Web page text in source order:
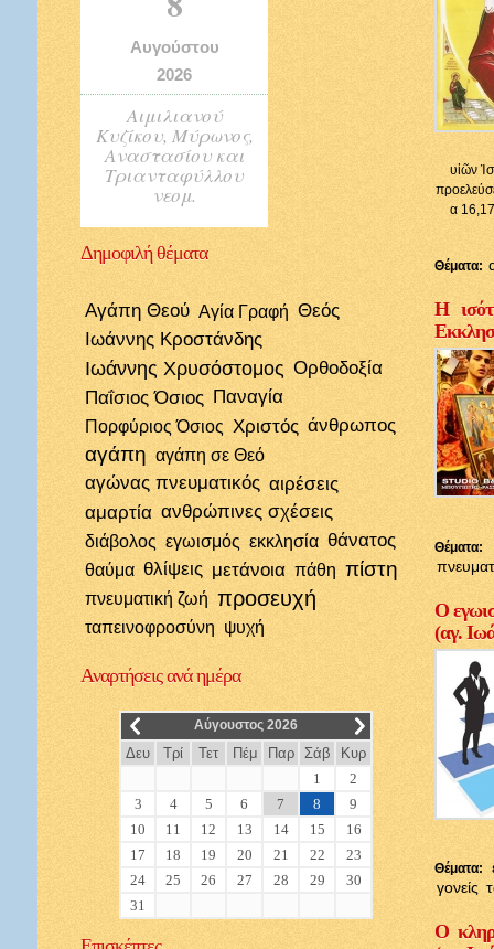
Αυγούστου
2026
Αιμιλιανού
Κυζίκου, Μύρωνος,
Αναστασίου και
Τριανταφύλλου
νεομ.
Δημοφιλήθέματα
Αγάπη Θεού Αγία Γραφή Θεός
Ιωάννης Κροστάνδης
Ιωάννης Χρυσόστομος Ορθοδοξία
Παΐσιος Όσιος Παναγία
Πορφύριος Όσιος Χριστός άνθρωπος
αγάπη αγάπη σε Θεό
αγώνας πνευματικός αιρέσεις
αμαρτία ανθρώπινες σχέσεις
διάβολος εγωισμός εκκλησία θάνατος
θαύμα θλίψεις μετάνοια πάθη πίστη
πνευματική ζωή προσευχή
ταπεινοφροσύνη ψυχή
Αναρτήσειςανά ημέρα
__ Αύγουστος 2026 __
Δευ Τρί Τετ Πέμ Παρ Σάβ
Κυρ
1
2
3
4 5 6 7 8
9
10
11 12 13 14 15
16
17
18 19 20 21 22
23
24
25 26 27 28 29
30
31
υἱῶν
α 16,17
Θέματα:
Η
Θέματα:
Ο
(αγ.
Θέματα:
γονείς
Ο